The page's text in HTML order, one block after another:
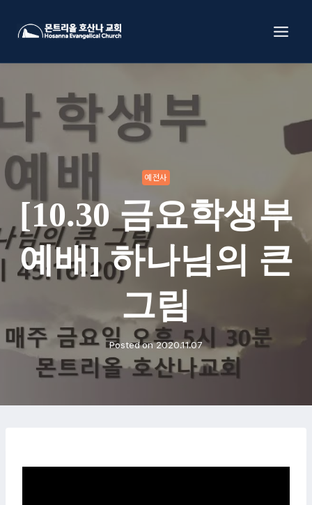
예전사
[10.30 금요학생부
예배] 하나님의 큰
그림
Posted on2020.11.07